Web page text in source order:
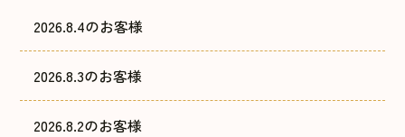
2026.8.4のお客様
2026.8.3のお客様
2026.8.2のお客様